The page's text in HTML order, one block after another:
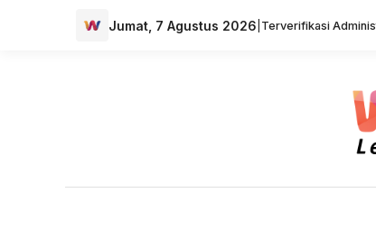
Jumat, 7 Agustus 2026 Terverifikasi